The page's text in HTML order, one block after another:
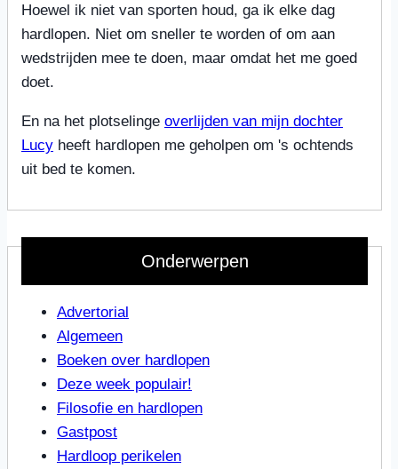
Hoewel ik niet van sporten houd, ga ik elke dag
hardlopen. Niet om sneller te worden of om aan
wedstrijden mee te doen, maar omdat het me goed
doet.
En na het plotselinge overlijden van mijn dochter
Lucy heeft hardlopen me geholpen om 's ochtends
uit bed te komen.
Onderwerpen
Advertorial
Algemeen
Boeken over hardlopen
Deze week populair!
Filosofie en hardlopen
Gastpost
Hardloop perikelen